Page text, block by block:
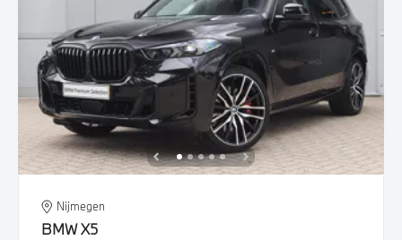
Nijmegen
BMWX5